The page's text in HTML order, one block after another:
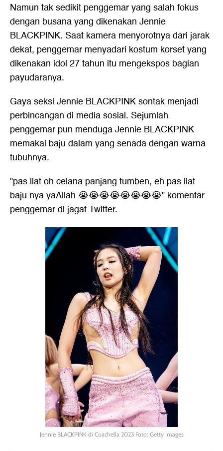
Namun tak sedikit penggemar yang salah fokus
dengan busana yang dikenakan Jennie
BLACKPINK. Saat kamera menyorotnya dari jarak
dekat, penggemar menyadari kostum korset yang
dikenakan idol 27 tahun itu mengekspos bagian
payudaranya.
Gaya seksi Jennie BLACKPINK sontak menjadi
perbincangan di media sosial. Sejumlah
penggemar pun menduga Jennie BLACKPINK
memakai baju dalam yang senada dengan warna
tubuhnya.
"pas liat oh celana panjang tumben, eh pas liat
baju nya yaAllah 😭😭😭😭😭😭😭😭" komentar
penggemar di jagat Twitter.
Jennie BLACKPINK di Coachella 2023 Foto: Getty Images